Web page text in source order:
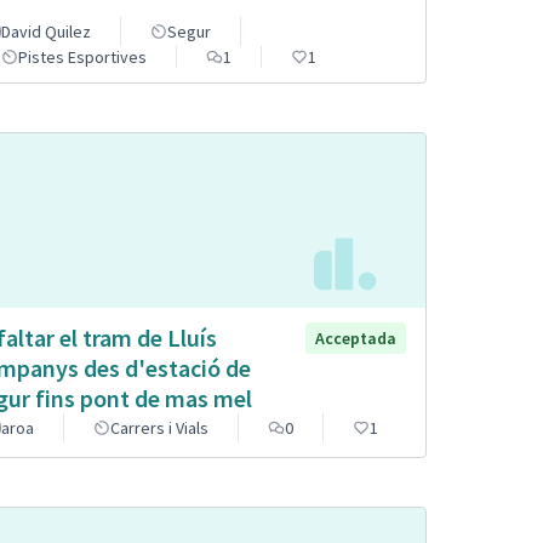
David Quilez
Segur
Pistes Esportives
1 1
el tram de Lluís
des d'estació de
fins pont de mas mel
Acceptada
aroa Carrers i Vials 0 1